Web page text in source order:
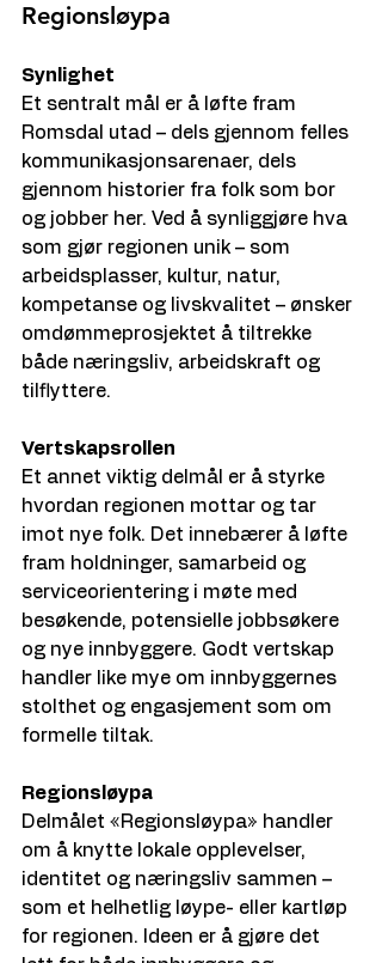
Regionsløypa
Synlighet
Et sentralt mål er å løfte fram
Romsdal utad – dels gjennom felles
kommunikasjonsarenaer, dels
gjennom historier fra folk som bor
og jobber her. Ved å synliggjøre hva
som gjør regionen unik – som
arbeidsplasser, kultur, natur,
kompetanse og livskvalitet – ønsker
omdømmeprosjektet å tiltrekke
både næringsliv, arbeidskraft og
tilflyttere.
Vertskapsrollen
Et annet viktig delmål er å styrke
hvordan regionen mottar og tar
imot nye folk. Det innebærer å løfte
fram holdninger, samarbeid og
serviceorientering i møte med
besøkende, potensielle jobbsøkere
og nye innbyggere. Godt vertskap
handler like mye om innbyggernes
stolthet og engasjement som om
formelle tiltak.
Regionsløypa
Delmålet «Regionsløypa» handler
om å knytte lokale opplevelser,
identitet og næringsliv sammen –
som et helhetlig løype- eller kartløp
for regionen. Ideen er å gjøre det